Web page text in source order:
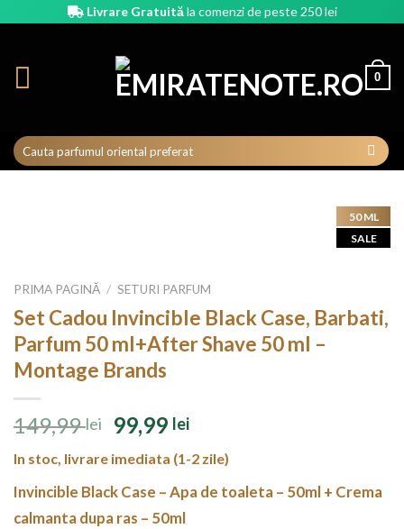
Livrare Gratuităla comenzi de peste 250 lei
0
50 ML
SALE
PRIMA PAGINĂ / SETURI PARFUM
Set Cadou Invincible Black Case, Barbati,
Parfum 50 ml+After Shave 50 ml –
Montage Brands
149,99lei
Prețul
inițial
a
fost:
149,99 lei.
99,99 leiPrețul
este:
99,99 lei.
In stoc, livrare imediata (1-2 zile)
Invincible Black Case – Apa de toaleta – 50ml + Crema
calmanta dupa ras – 50ml